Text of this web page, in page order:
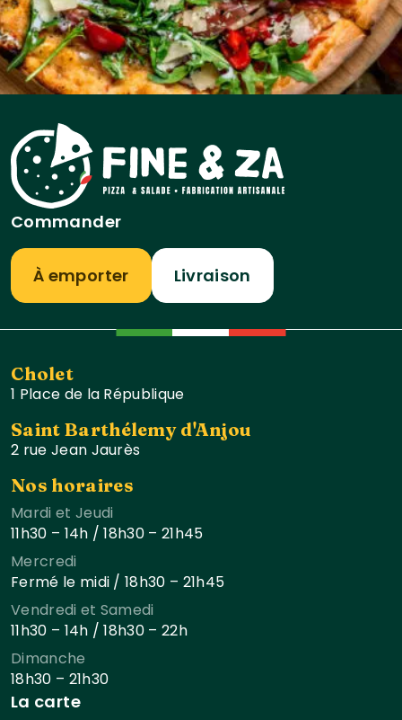
Commander
À emporter Livraison
Cholet
1 Place de la République
Saint Barthélemy d'Anjou
2 rue Jean Jaurès
Nos horaires
Mardi et Jeudi
11h30 – 14h / 18h30 – 21h45
Mercredi
Fermé le midi / 18h30 – 21h45
Vendredi et Samedi
11h30 – 14h / 18h30 – 22h
Dimanche
18h30 – 21h30
La carte